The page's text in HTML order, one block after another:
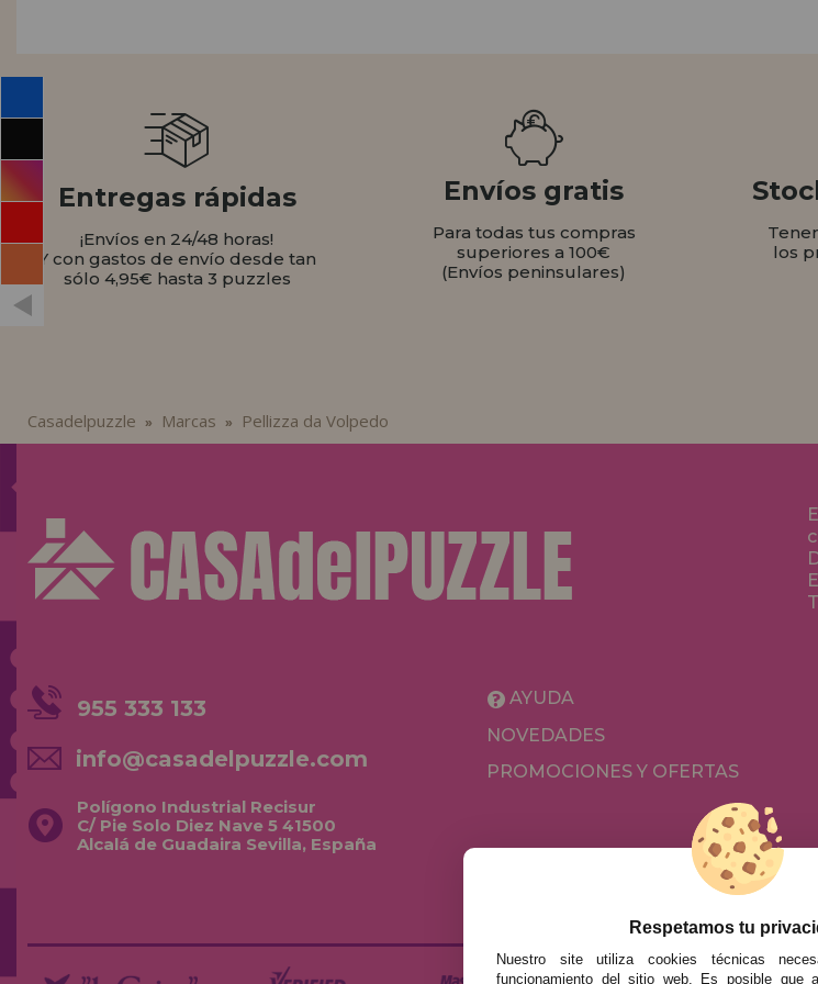
INFORMACIÓN
955 333 133
info@casadelpuzzle.com
Entregas rápidas
¡Envíos en 24/48 horas!
Y con gastos de envío desde tan
sólo 4,95€ hasta 3 puzzles
Envíos gratis
Para todas tus compras
superiores a 100€
(Envíos peninsulares)
los
Casadelpuzzle » Marcas » Pellizza da Volpedo
955 333 133
info@casadelpuzzle.com
Polígono Industrial Recisur
C/ Pie Solo Diez Nave 5 41500
Alcalá de Guadaira Sevilla, España
AYUDA
NOVEDADES
PROMOCIONES Y OFERTAS
Respetamos tu
Nuestro site utiliza cookies técnicas
funcionamiento del sitio web. Es posible que